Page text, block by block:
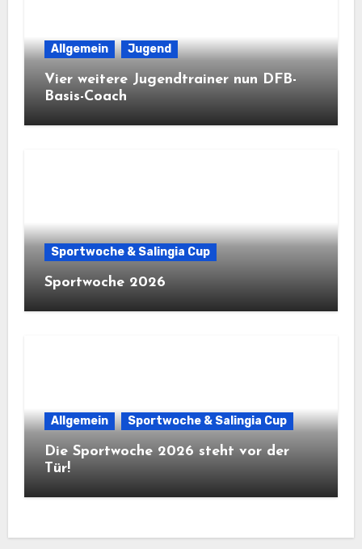
Allgemein Jugend
Vier weitere Jugendtrainer nun DFB-
Basis-Coach
Sportwoche & Salingia Cup
Sportwoche 2026
Allgemein Sportwoche & Salingia Cup
Die Sportwoche 2026 steht vor der
Tür!